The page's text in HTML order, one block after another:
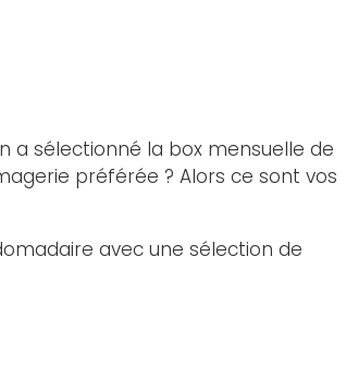
a sélectionné la box mensuelle de
préférée ? Alors ce sont vos
avec une sélection de